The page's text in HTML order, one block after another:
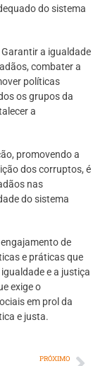
do sistema
a igualdade
combater a
políticas
os grupos da
a
promovendo a
dos corruptos, é
nas
do sistema
de
e práticas que
e a justiça
exige o
em prol da
e justa.
PRÓXIMO